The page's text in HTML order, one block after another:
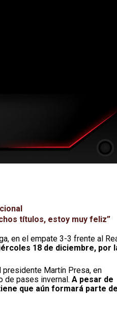
títulos, estoy muy feliz”
en el empate 3-3 frente al
18 de diciembre, por
presidente Martín Presa, en
de pases invernal. A pesar de
que aún formará parte de